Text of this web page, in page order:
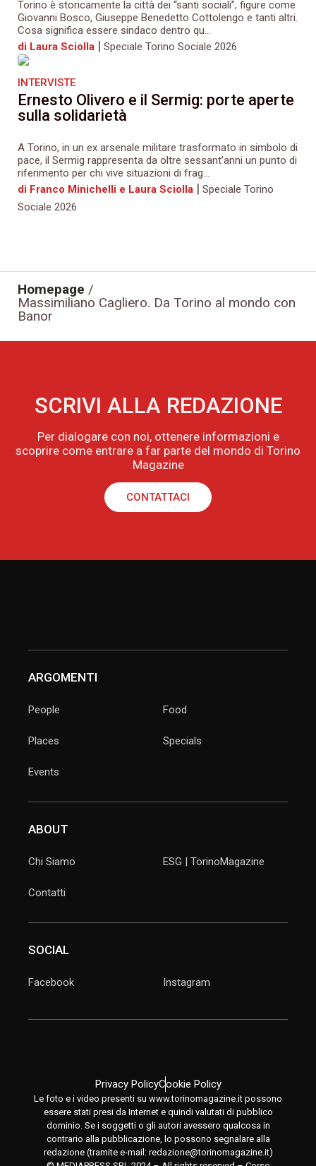
Torino è storicamente la città dei “santi sociali”, figure come
Giovanni Bosco, Giuseppe Benedetto Cottolengo e tanti altri.
Cosa significa essere sindaco dentro qu...
di Laura Sciolla | Speciale Torino Sociale 2026
INTERVISTE
Ernesto Olivero e il Sermig: porte aperte
sulla solidarietà
A Torino, in un ex arsenale militare trasformato in simbolo di
pace, il Sermig rappresenta da oltre sessant’anni un punto di
riferimento per chi vive situazioni di frag...
di Franco Minichelli e Laura Sciolla | Speciale Torino
Sociale 2026
Homepage /
Massimiliano Cagliero. Da Torino al mondo con
Banor
SCRIVI ALLA REDAZIONE
Per dialogare con noi, ottenere informazioni e
scoprire come entrare a far parte del mondo di Torino
Magazine
CONTATTACI
ARGOMENTI
People
Places
Events
Food
Specials
ABOUT
Chi Siamo
Contatti
ESG | TorinoMagazine
SOCIAL
Facebook Instagram
Privacy PolicyCookie Policy
Le foto e i video presenti su www.torinomagazine.it possono
essere stati presi da Internet e quindi valutati di pubblico
dominio. Se i soggetti o gli autori avessero qualcosa in
contrario alla pubblicazione, lo possono segnalare alla
redazione (tramite e-mail: redazione@torinomagazine.it)